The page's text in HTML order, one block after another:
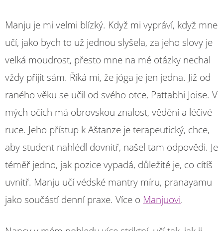
Manju je mi velmi blízký. Když mi vypráví, když mne
učí, jako bych to už jednou slyšela, za jeho slovy je
velká moudrost, přesto mne na mé otázky nechal
vždy přijít sám. Říká mi, že jóga je jen jedna. Již od
raného věku se učil od svého otce, Pattabhi Joise. V
mých očích má obrovskou znalost, vědění a léčivé
ruce. Jeho přístup k Aštanze je terapeutický, chce,
aby student nahlédl dovnitř, našel tam odpovědi. Je
téměř jedno, jak pozice vypadá, důležité je, co cítíš
uvnitř. Manju učí védské mantry míru, pranayamu
jako součástí denní praxe. Více o Manjuovi.